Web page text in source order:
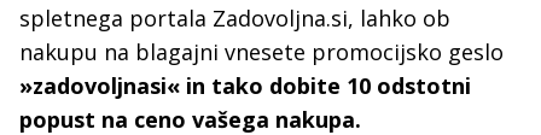
spletnega portala Zadovoljna.si, lahko ob
nakupu na blagajni vnesete promocijsko geslo
»zadovoljnasi« in tako dobite 10 odstotni
popust na ceno vašega nakupa.